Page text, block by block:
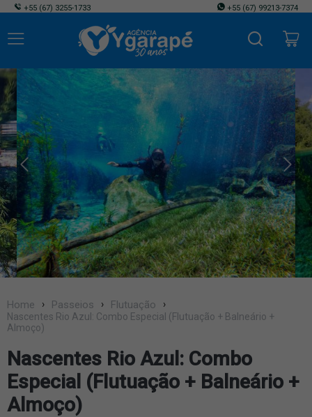
+55 (67) 3255-1733 +55 (67) 99213-7374
Home Passeios Flutuação
Nascentes Rio Azul: Combo Especial (Flutuação + Balneário +
Almoço)
Nascentes Rio Azul: Combo
Especial (Flutuação + Balneário +
Almoço)